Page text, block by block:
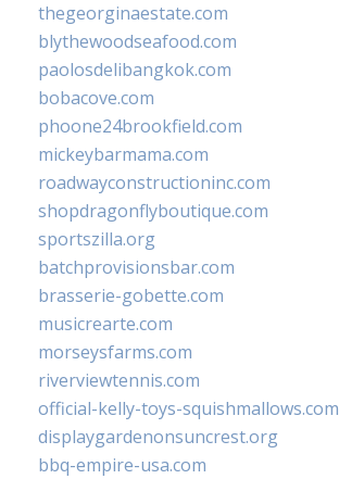
thegeorginaestate.com
blythewoodseafood.com
paolosdelibangkok.com
bobacove.com
phoone24brookfield.com
mickeybarmama.com
roadwayconstructioninc.com
shopdragonflyboutique.com
sportszilla.org
batchprovisionsbar.com
brasserie-gobette.com
musicrearte.com
morseysfarms.com
riverviewtennis.com
official-kelly-toys-squishmallows.com
displaygardenonsuncrest.org
bbq-empire-usa.com